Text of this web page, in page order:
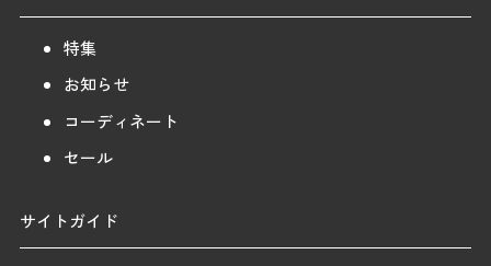
特集
お知らせ
コーディネート
セール
サイトガイド